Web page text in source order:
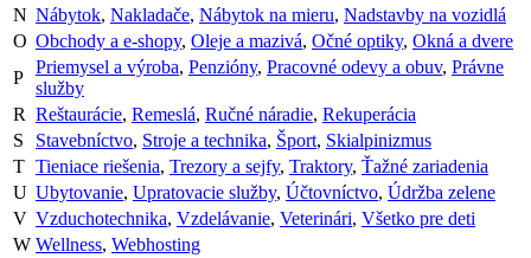
N Nábytok, Nakladače, Nábytok na mieru, Nadstavby na vozidlá
O Obchody a e-shopy, Oleje a mazivá, Očné optiky, Okná a dvere
P
Priemysel a výroba, Penzióny, Pracovné odevy a obuv, Právne
služby
R Reštaurácie, Remeslá, Ručné náradie, Rekuperácia
S
Stavebníctvo, Stroje a technika, Šport, Skialpinizmus
T Tieniace riešenia, Trezory a sejfy, Traktory, Ťažné zariadenia
U Ubytovanie, Upratovacie služby, Účtovníctvo, Údržba zelene
V Vzduchotechnika, Vzdelávanie, Veterinári, Všetko pre deti
W Wellness, Webhosting